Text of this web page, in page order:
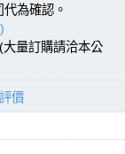
為確認。
量訂購請洽本公
價